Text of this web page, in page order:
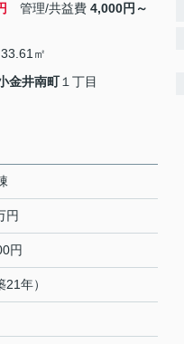
管理/共益費 4,000円～
㎡
金井南町１丁目
円
円
年）